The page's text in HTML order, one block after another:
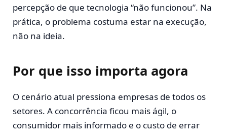
percepção de que tecnologia “não funcionou”. Na
prática, o problema costuma estar na execução,
não na ideia.
Por que isso importa agora
O cenário atual pressiona empresas de todos os
setores. A concorrência ficou mais ágil, o
consumidor mais informado e o custo de errar